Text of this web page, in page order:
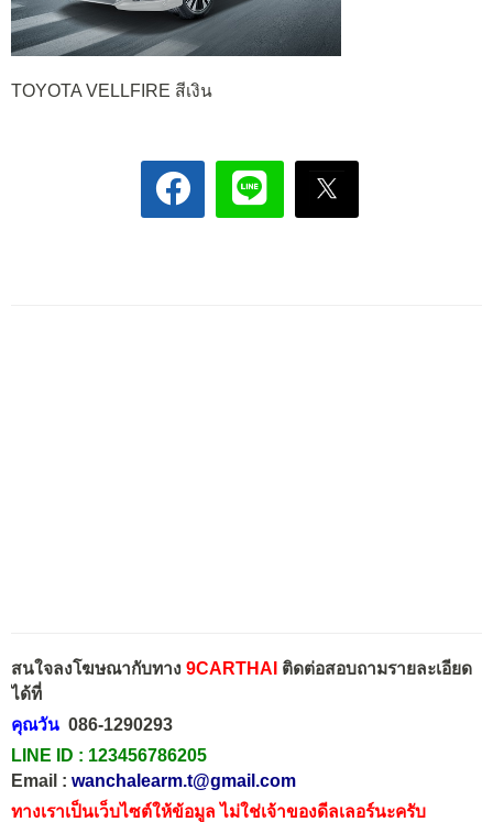
TOYOTA VELLFIRE สีเงิน
สนใจลงโฆษณากับทาง 9CARTHAI ติดต่อสอบถามรายละเอียด
ได้ที่
คุณวัน 086-1290293
LINE ID : 123456786205
Email : wanchalearm.t@gmail.com
ทางเราเป็นเว็บไซต์ให้ข้อมูล ไม่ใช่เจ้าของดีลเลอร์นะครับ